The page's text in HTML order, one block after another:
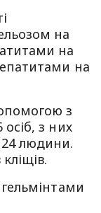
на
на
на
з
з них
людини.